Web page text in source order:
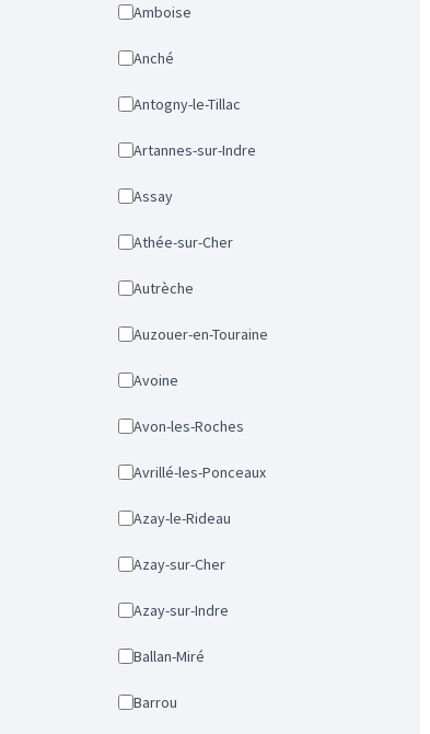
Amboise
Anché
Antogny-le-Tillac
Artannes-sur-Indre
Assay
Athée-sur-Cher
Autrèche
Auzouer-en-Touraine
Avoine
Avon-les-Roches
Avrillé-les-Ponceaux
Azay-le-Rideau
Azay-sur-Cher
Azay-sur-Indre
Ballan-Miré
Barrou